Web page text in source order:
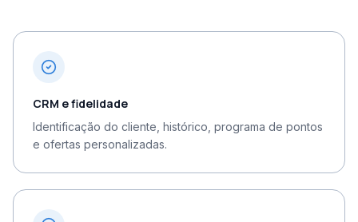
CRM e fidelidade
Identificação do cliente, histórico, programa de pontos
e ofertas personalizadas.